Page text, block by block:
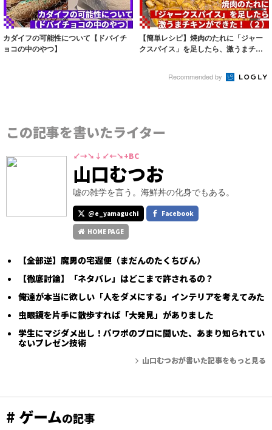
カダイフの可能性について【ドバイチ
ョコの中のやつ】
【簡単レシピ】焼肉のたれに「ジャー
クスパイス」を足したら、激うまチキ
Recommended by
この記事を書いたライター
↙→↘↓↙←↘+BC
山口むつお
嘘の雑学を言う。海鮮丼の化身でもある。
@e_yamaguchi
Facebook
HOME PAGE
【全部逆】魔男の宅遅便（まだんのたくちびん）
【徹底討論】「ネタバレ」はどこまで許されるの？
俺達が本当に欲しい「人をダメにする」インテリアを考えてみた
虫眼鏡を片手に散歩すれば「大発見」がありました
学生にマジダメ出し！パワポのプロに聞いた、あまり知られてい
ないプレゼン技術
山口むつおが書いた記事をもっと見る
# ゲームの記事